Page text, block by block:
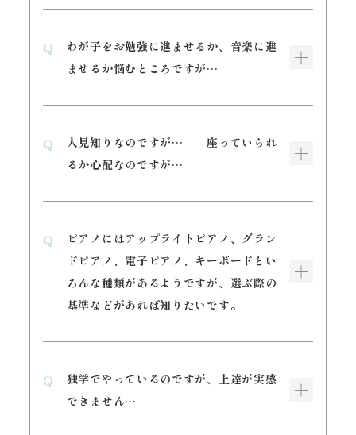
わが子をお勉強に進ませるか、音楽に進
ませるか悩むところですが…
人見知りなのですが… 座っていられ
るか心配なのですが…
ピアノにはアップライトピアノ、グラン
ドピアノ、電子ピアノ、キーボードとい
ろんな種類があるようですが、選ぶ際の
基準などがあれば知りたいです。
独学でやっているのですが、上達が実感
できません…